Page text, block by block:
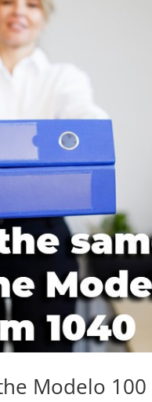
Modelo